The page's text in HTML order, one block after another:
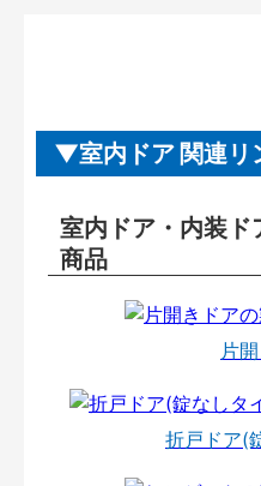
室内ドア 関連リ
室内ドア・内装ド
商品
片
折戸ドア(